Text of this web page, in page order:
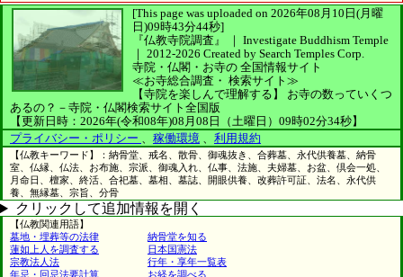
[This page was uploaded on 2026年08月10日(月曜
日)09時43分44秒]
『仏教寺院調査』 ｜ Investigate Buddhism Temple
｜ 2012-2026 Created by Search Temples Corp.
寺院・仏閣・お寺の 全国情報サイト
≪お寺総合調査・ 検索サイト≫
【寺院を楽しんで理解する】
お寺の数っていくつ
あるの？－寺院・仏閣検索サイト全国版
【更新日時：2026年(令和08年)08月08日（土曜日）09時02分34秒】
プライバシー・ポリシー 、 稼働環境 、 利用規約
【仏教キーワード】：納骨堂、戒名、散骨、御魂抜き、合葬墓、永代供養墓、納骨
室、仏縁、仏法、お布施、宗派、御魂入れ、仏事、法施、夫婦墓、お盆、倶会一処、
月命日、檀家、終活、合祀墓、墓相、墓誌、開眼供養、改葬許可証、法名、永代供
養、無縁墓、宗旨、分骨
クリックして追加情報を開く
【仏教関連用語】
墓地・埋葬等の法律
納骨堂を知る
蓮如上人を調査する
日本国憲法
宗教法人法
行年・享年一覧表
年忌・回忌法要計算
お経を調べる